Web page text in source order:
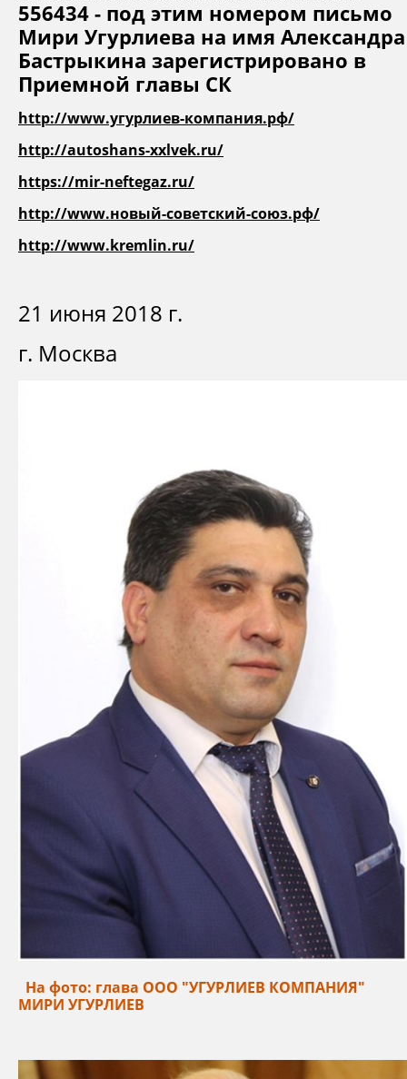
556434 - под этим номером письмо
Мири Угурлиева на имя Александра
Бастрыкина зарегистрировано в
Приемной главы СК
http://www.угурлиев-компания.рф/
http://autoshans-xxlvek.ru/
https://mir-neftegaz.ru/
http://www.новый-советский-союз.рф/
http://www.kremlin.ru/
21 июня 2018 г.
г. Москва
На фото: глава ООО "УГУРЛИЕВ КОМПАНИЯ"
МИРИ УГУРЛИЕВ